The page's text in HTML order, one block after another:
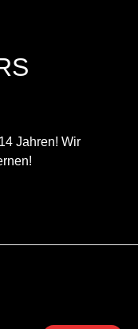
Jahren! Wir